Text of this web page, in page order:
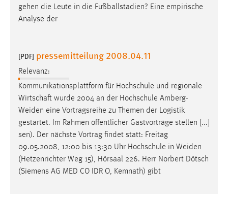
gehen die Leute in die Fußballstadien? Eine empirische
Analyse der
[PDF] pressemitteilung 2008.04.11
Relevanz:
Kommunikationsplattform für Hochschule und regionale
Wirtschaft wurde 2004 an der Hochschule Amberg-
Weiden eine Vortragsreihe zu Themen der Logistik
gestartet. Im Rahmen öffentlicher Gastvorträge stellen [...]
sen). Der nächste Vortrag findet statt: Freitag
09.05.2008, 12:00 bis 13:30 Uhr Hochschule in Weiden
(Hetzenrichter Weg 15), Hörsaal 226. Herr Norbert Dötsch
(Siemens AG MED CO IDR O, Kemnath) gibt